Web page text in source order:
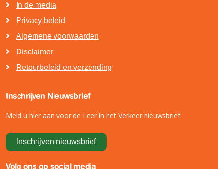
In de media
Privacy beleid
Algemene voorwaarden
Disclaimer
Retourbeleid en verzending
Inschrijven Nieuwsbrief
Meld u hier aan voor de Leer in het Verkeer nieuwsbrief.
Inschrijven nieuwsbrief
Volg ons op social media